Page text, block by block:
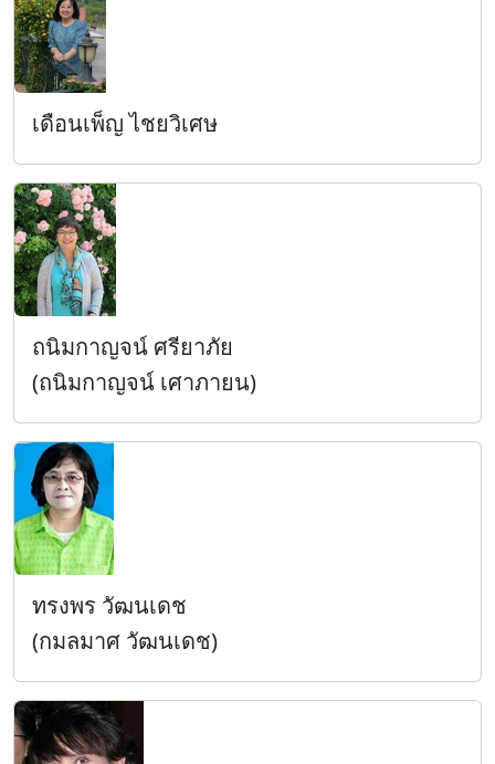
เดือนเพ็ญ ไชยวิเศษ
ถนิมกาญจน์ ศรียาภัย
(ถนิมกาญจน์ เศาภายน)
ทรงพร วัฒนเดช
(กมลมาศ วัฒนเดช)